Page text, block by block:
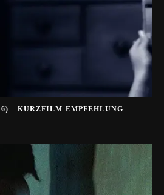
– KURZFILM-EMPFEHLUNG